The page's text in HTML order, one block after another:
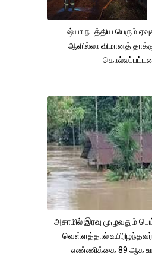
ஷ்யா நடத்திய பெரும்
ஆளில்லா விமானத்
அசாமில் இரவு முழுவதும்
வெள்ளத்தால்
எண்ணிக்கை 89 ஆக